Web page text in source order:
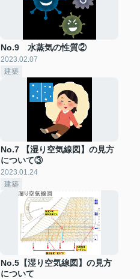
No.9 水蒸気の性質②
2023.02.07
建築
No.7 【湿り空気線図】の見方
について③
2023.01.24
建築
No.5【湿り空気線図】の見方
について